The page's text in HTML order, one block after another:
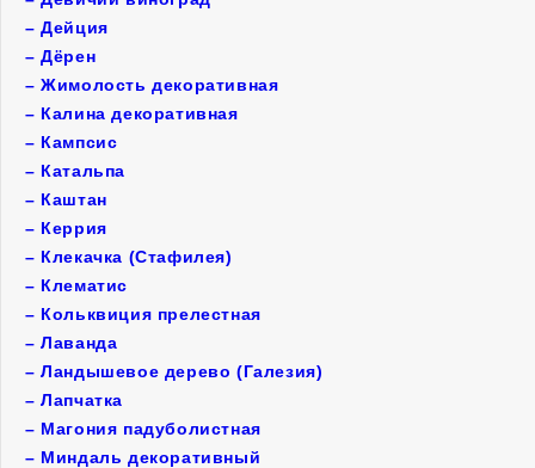
–Дейция
–Дёрен
–Жимолость декоративная
– Калина декоративная
– Кампсис
– Катальпа
– Каштан
– Керрия
– Клекачка (Стафилея)
– Клематис
– Кольквиция прелестная
–Лаванда
–Ландышевое дерево (Галезия)
–Лапчатка
– Магония падуболистная
– Миндаль декоративный